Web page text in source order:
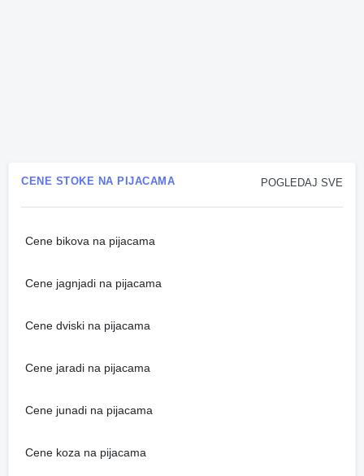
POGLEDAJ SVE
CENE STOKE NA PIJACAMA
Cene bikova na pijacama
Cene jagnjadi na pijacama
Cene dviski na pijacama
Cene jaradi na pijacama
Cene junadi na pijacama
Cene koza na pijacama